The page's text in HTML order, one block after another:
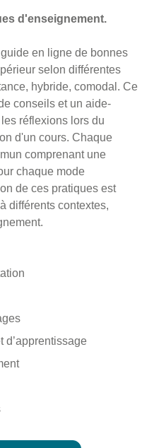
d'enseignement.
en ligne de bonnes
selon différentes
hybride, comodal. Ce
conseils et un aide-
réflexions lors du
d'un cours. Chaque
comprenant une
chaque mode
de ces pratiques est
différents contextes,
d’apprentissage